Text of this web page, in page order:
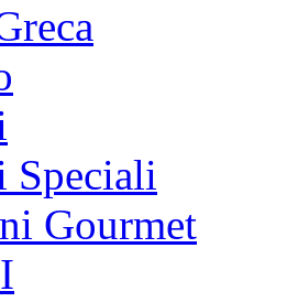
Speciali
Gourmet